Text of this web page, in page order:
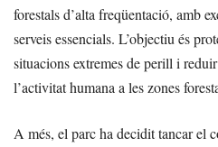
forestals d’alta freqüentació, amb
serveis essencials. L’objectiu és
situacions extremes de perill i
l’activitat humana a les zones
A més, el parc ha decidit tancar el